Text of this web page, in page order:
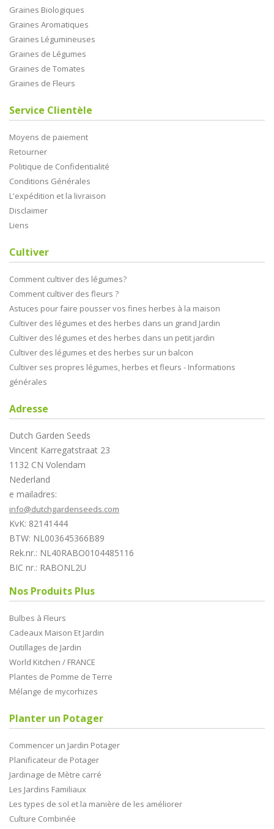
Graines Biologiques
Graines Aromatiques
Graines Légumineuses
Graines de Légumes
Graines de Tomates
Graines de Fleurs
Service Clientèle
Moyens de paiement
Retourner
Politique de Confidentialité
Conditions Générales
L'expédition et la livraison
Disclaimer
Liens
Cultiver
Comment cultiver des légumes?
Comment cultiver des fleurs ?
Astuces pour faire pousser vos fines herbes à la maison
Cultiver des légumes et des herbes dans un grand Jardin
Cultiver des légumes et des herbes dans un petit jardin
Cultiver des légumes et des herbes sur un balcon
Cultiver ses propres légumes, herbes et fleurs - Informations
générales
Adresse
Dutch Garden Seeds
Vincent Karregatstraat 23
1132 CN Volendam
Nederland
e mailadres:
info@dutchgardenseeds.com
KvK: 82141444
BTW: NL003645366B89
Rek.nr.: NL40RABO0104485116
BIC nr.: RABONL2U
Nos Produits Plus
Bulbes à Fleurs
Cadeaux Maison Et Jardin
Outillages de Jardin
World Kitchen / FRANCE
Plantes de Pomme de Terre
Mélange de mycorhizes
Planter un Potager
Commencer un Jardin Potager
Planificateur de Potager
Jardinage de Mètre carré
Les Jardins Familiaux
Les types de sol et la manière de les améliorer
Culture Combinée